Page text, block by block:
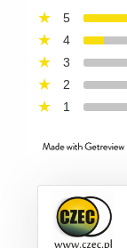
5
4
3
2
1